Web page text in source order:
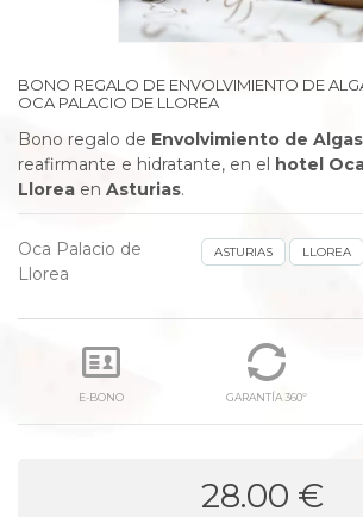
BONO REGALO DE ENVOLVIMIENTO DE
OCA PALACIO DE LLOREA
Bono regalo de Envolvimiento de
reafirmante e hidratante, en el hotel
Llorea en Asturias.
Oca Palacio de
Llorea
ASTURIAS LLOREA
E-BONO GARANTÍA 360º
28.00 €